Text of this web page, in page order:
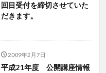
回目受付を締切させていた
だきます。
2009年2月7日
平成21年度 公開講座情報